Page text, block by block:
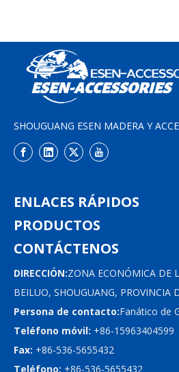
SHOUGUANG ESEN MADERA Y
ENLACES RÁPIDOS
PRODUCTOS
CONTÁCTENOS
DIRECCIÓN:ZONA ECONÓMICA DE
BEILUO, SHOUGUANG, PROVINCIA
Persona de contacto:Fanático de
Teléfono móvil: +86-15963404599
Fax: +86-536-5655432
Teléfono: +86-536-5655432